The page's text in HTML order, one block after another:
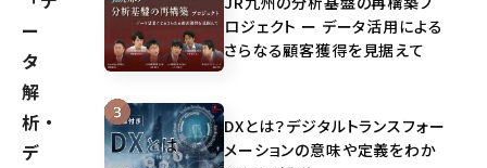
ー
タ
解
析・
デ
ロジェクト ー データ活用による
さらなる顧客獲得を見据えて
DXとは？デジタルトランスフォー
メーションの意味や定義をわか